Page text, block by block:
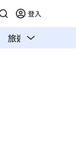
登入
旅遊 汽車